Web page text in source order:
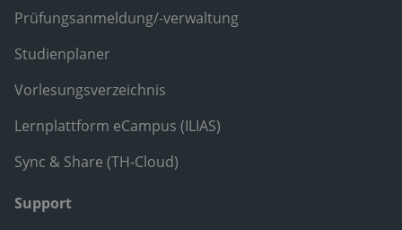
Prüfungsanmeldung/-verwaltung
Studienplaner
Vorlesungsverzeichnis
Lernplattform eCampus (ILIAS)
Sync & Share (TH-Cloud)
Support